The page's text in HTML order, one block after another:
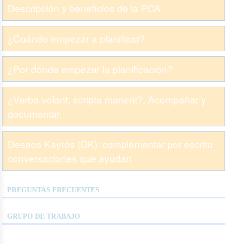
Descripción y beneficios de la PCA
¿Cuándo empezar a planificar?
¿Por dónde empezar la planificación?
¿Verba volant, scripta manent?. Acompañar y
documentar.
Deseos Kayrós (DK): complementar por escrito
conversaciones que ayudan
PREGUNTAS FRECUENTES
GRUPO DE TRABAJO